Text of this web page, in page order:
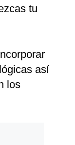
tu
así
los